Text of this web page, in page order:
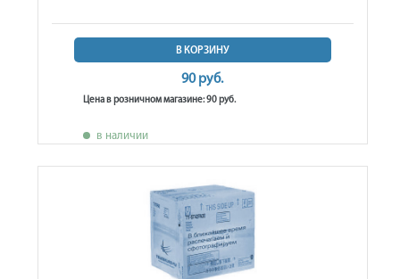
В КОРЗИНУ
90 руб.
Цена в розничном магазине: 90 руб.
в наличии